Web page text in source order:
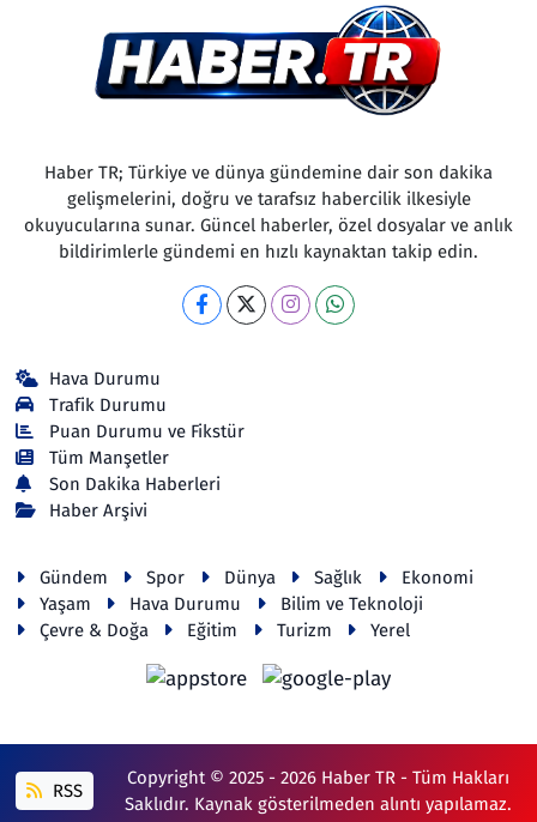
Haber TR; Türkiye ve dünya gündemine dair son dakika
gelişmelerini, doğru ve tarafsız habercilik ilkesiyle
okuyucularına sunar. Güncel haberler, özel dosyalar ve anlık
bildirimlerle gündemi en hızlı kaynaktan takip edin.
Hava Durumu
Trafik Durumu
Puan Durumu ve Fikstür
Tüm Manşetler
Son Dakika Haberleri
Haber Arşivi
Gündem Spor Dünya Sağlık
Ekonomi
Yaşam
Hava Durumu
Bilim ve Teknoloji
Çevre & Doğa
Eğitim Turizm Yerel
RSS
Copyright © 2025 - 2026 Haber TR - Tüm Hakları
Saklıdır. Kaynak gösterilmeden alıntı yapılamaz.